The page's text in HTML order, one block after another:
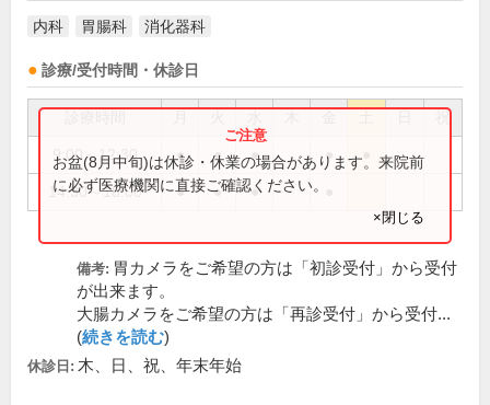
内科 胃腸科 消化器科
診療/受付時間・休診日
祝
9:00～12:30 ● ● ● ●
14:30～18:00 ● ● ●
お盆(8月中旬)は休診・休業の場合があります。来院前
に必ず医療機関に直接ご確認ください。
×閉じる
備考: 胃カメラをご希望の方は「初診受付」から受付
が出来ます。
大腸カメラをご希望の方は「再診受付」から受付...
(続きを読む)
休診日: 木、日、祝、年末年始